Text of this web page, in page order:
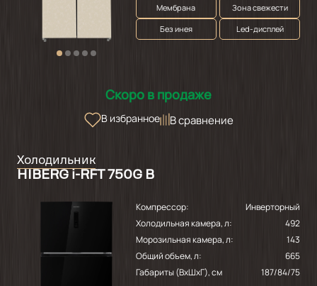
Мембрана
Зона свежести
Без инея
Led-дисплей
Скоро в продаже
В избранное В сравнение
Холодильник
HIBERG i-RFT 750G B
Компрессор:
Инверторный
Холодильная камера, л:
492
Морозильная камера, л:
143
Общий объем, л:
665
Габариты (ВхШхГ), см
187/84/75